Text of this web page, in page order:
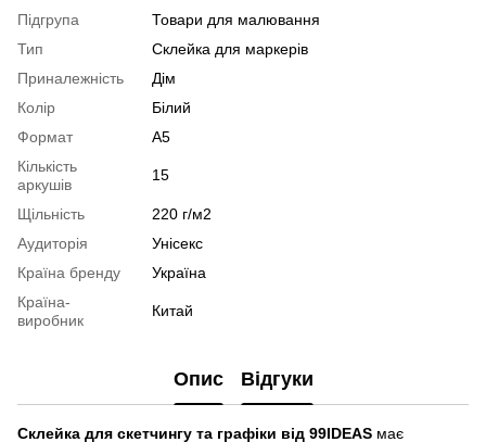
Підгрупа
Товари для малювання
Тип
Склейка для маркерів
Приналежність
Дім
Колір
Білий
Формат
А5
Кількість
аркушів
15
Щільність
220 г/м2
Аудиторія
Унісекс
Країна бренду
Україна
Країна-
виробник
Китай
Опис Відгуки
Склейка для скетчингу та графіки від 99IDEAS має